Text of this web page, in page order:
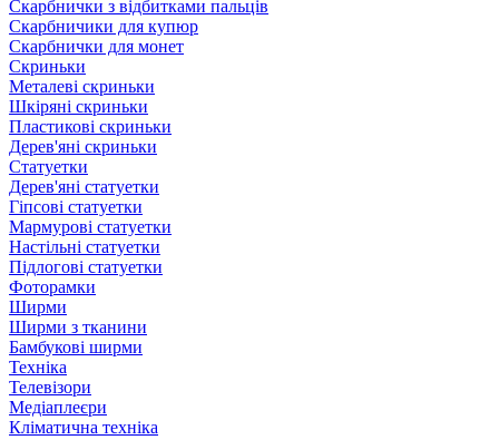
Скарбнички з відбитками пальців
Скарбничики для купюр
Скарбнички для монет
Скриньки
Металеві скриньки
Шкіряні скриньки
Пластикові скриньки
Дерев'яні скриньки
Статуетки
Дерев'яні статуетки
Гіпсові статуетки
Мармурові статуетки
Настільні статуетки
Підлогові статуетки
Фоторамки
Ширми
Ширми з тканини
Бамбукові ширми
Техніка
Телевізори
Медіаплеєри
Кліматична техніка